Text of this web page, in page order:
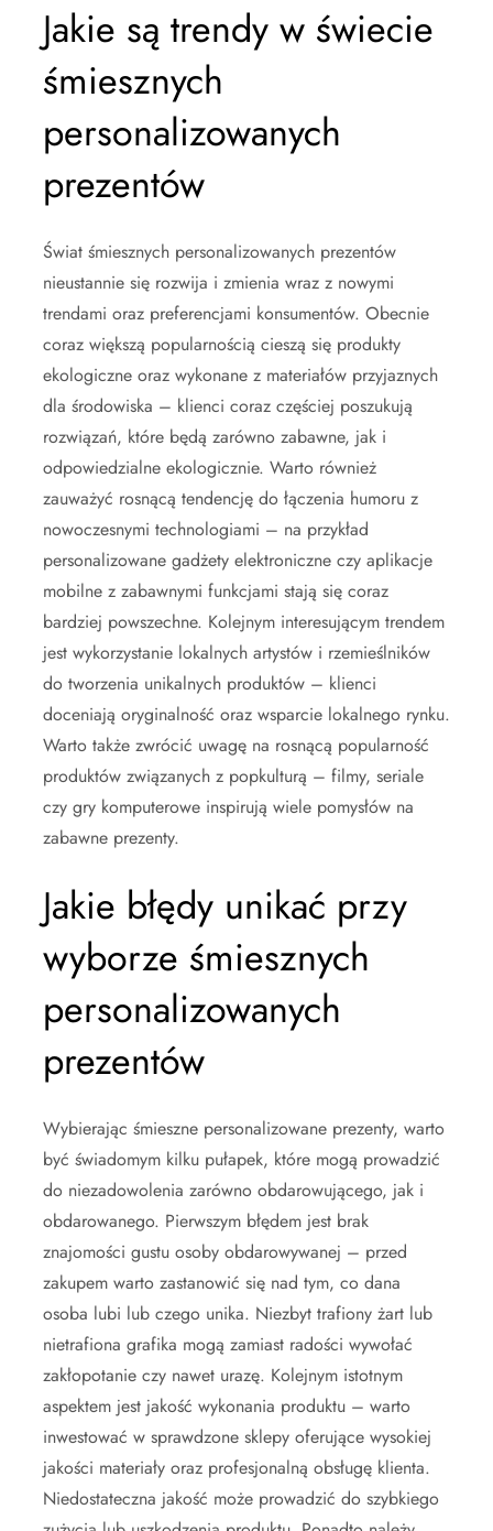
Jakie są trendy w świecie
śmiesznych
personalizowanych
prezentów
Świat śmiesznych personalizowanych prezentów
nieustannie się rozwija i zmienia wraz z nowymi
trendami oraz preferencjami konsumentów. Obecnie
coraz większą popularnością cieszą się produkty
ekologiczne oraz wykonane z materiałów przyjaznych
dla środowiska – klienci coraz częściej poszukują
rozwiązań, które będą zarówno zabawne, jak i
odpowiedzialne ekologicznie. Warto również
zauważyć rosnącą tendencję do łączenia humoru z
nowoczesnymi technologiami – na przykład
personalizowane gadżety elektroniczne czy aplikacje
mobilne z zabawnymi funkcjami stają się coraz
bardziej powszechne. Kolejnym interesującym trendem
jest wykorzystanie lokalnych artystów i rzemieślników
do tworzenia unikalnych produktów – klienci
doceniają oryginalność oraz wsparcie lokalnego rynku.
Warto także zwrócić uwagę na rosnącą popularność
produktów związanych z popkulturą – filmy, seriale
czy gry komputerowe inspirują wiele pomysłów na
zabawne prezenty.
Jakie błędy unikać przy
wyborze śmiesznych
personalizowanych
prezentów
Wybierając śmieszne personalizowane prezenty, warto
być świadomym kilku pułapek, które mogą prowadzić
do niezadowolenia zarówno obdarowującego, jak i
obdarowanego. Pierwszym błędem jest brak
znajomości gustu osoby obdarowywanej – przed
zakupem warto zastanowić się nad tym, co dana
osoba lubi lub czego unika. Niezbyt trafiony żart lub
nietrafiona grafika mogą zamiast radości wywołać
zakłopotanie czy nawet urazę. Kolejnym istotnym
aspektem jest jakość wykonania produktu – warto
inwestować w sprawdzone sklepy oferujące wysokiej
jakości materiały oraz profesjonalną obsługę klienta.
Niedostateczna jakość może prowadzić do szybkiego